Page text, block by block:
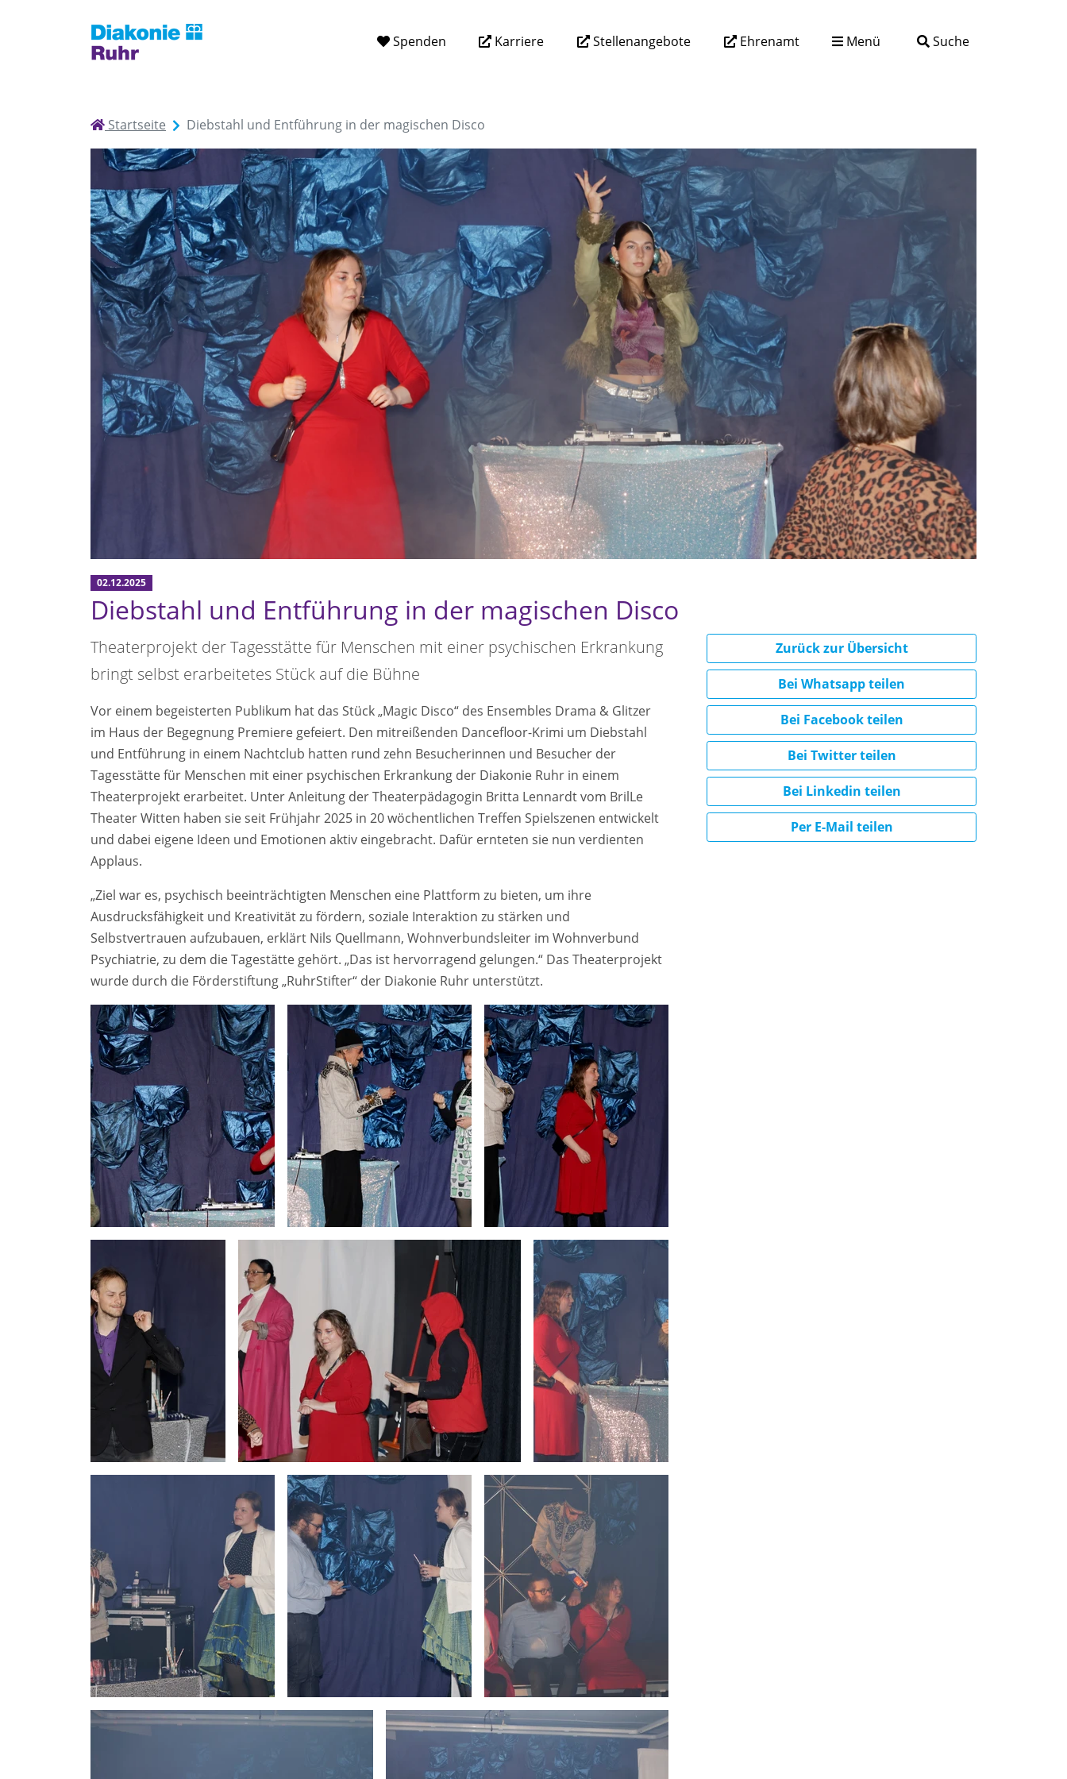
Spenden Karriere Stellenangebote Ehrenamt Menü Suche
Startseite Diebstahl und Entführung in der magischen Disco
02.12.2025
Diebstahl und Entführung in der magischen Disco
Theaterprojekt der Tagesstätte für Menschen mit einer psychischen Erkrankung
bringt selbst erarbeitetes Stück auf die Bühne
Vor einem begeisterten Publikum hat das Stück „Magic Disco“ des Ensembles Drama & Glitzer
im Haus der Begegnung Premiere gefeiert. Den mitreißenden Dancefloor-Krimi um Diebstahl
und Entführung in einem Nachtclub hatten rund zehn Besucherinnen und Besucher der
Tagesstätte für Menschen mit einer psychischen Erkrankung der Diakonie Ruhr in einem
Theaterprojekt erarbeitet. Unter Anleitung der Theaterpädagogin Britta Lennardt vom BrilLe
Theater Witten haben sie seit Frühjahr 2025 in 20 wöchentlichen Treffen Spielszenen entwickelt
und dabei eigene Ideen und Emotionen aktiv eingebracht. Dafür ernteten sie nun verdienten
Applaus.
„Ziel war es, psychisch beeinträchtigten Menschen eine Plattform zu bieten, um ihre
Ausdrucksfähigkeit und Kreativität zu fördern, soziale Interaktion zu stärken und
Selbstvertrauen aufzubauen, erklärt Nils Quellmann, Wohnverbundsleiter im Wohnverbund
Psychiatrie, zu dem die Tagestätte gehört. „Das ist hervorragend gelungen.“ Das Theaterprojekt
wurde durch die Förderstiftung „RuhrStifter“ der Diakonie Ruhr unterstützt.
Zurück zur Übersicht
Bei Whatsapp teilen
Bei Facebook teilen
Bei Twitter teilen
Bei Linkedin teilen
Per E-Mail teilen